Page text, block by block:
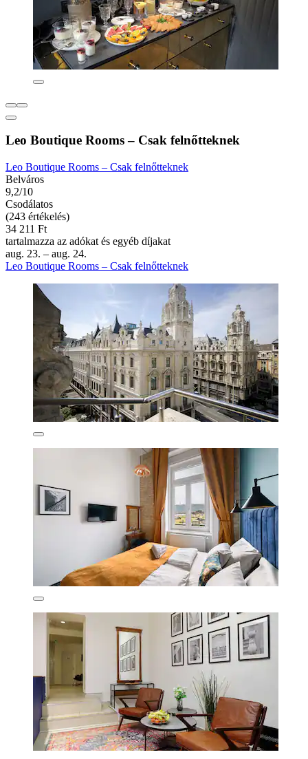
Leo Boutique Rooms – Csak felnőtteknek
Leo Boutique Rooms – Csak felnőtteknek
Belváros
9,2/10
Csodálatos
(243 értékelés)
34 211 Ft
tartalmazza az adókat és egyéb díjakat
aug. 23. – aug. 24.
Leo Boutique Rooms – Csak felnőtteknek